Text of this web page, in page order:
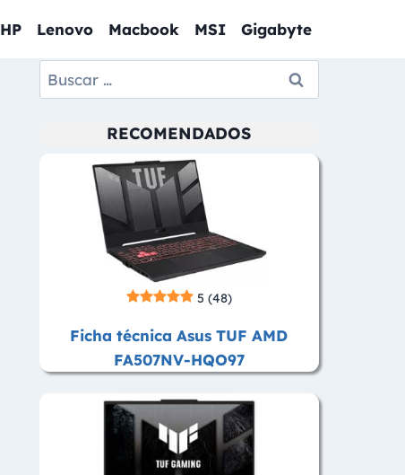
HP Lenovo Macbook MSI Gigabyte
Buscar:
RECOMENDADOS
5 (48)
Ficha técnica Asus TUF AMD
FA507NV-HQO97